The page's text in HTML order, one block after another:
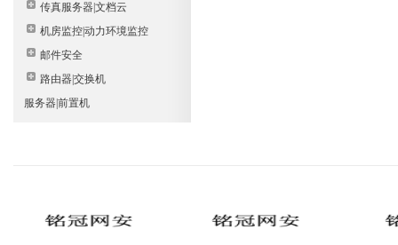
传真服务器|文档云
机房监控|动力环境监控
邮件安全
路由器|交换机
服务器|前置机